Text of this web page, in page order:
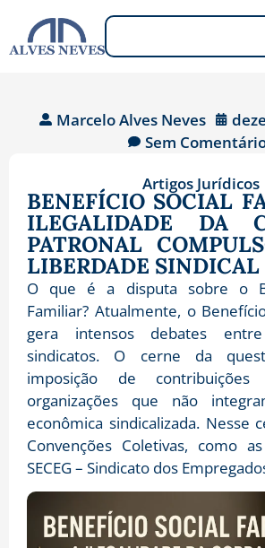
Marcelo Alves Neves
Sem
Artigos Jurídicos
BENEFÍCIO SOCIAL
ILEGALIDADE DA
PATRONAL
LIBERDADE SINDICAL
O que é a disputa sobre o
Familiar? Atualmente, o
gera intensos debates
sindicatos. O cerne da
imposição de
organizações que não
econômica sindicalizada. Nesse
Convenções Coletivas, como
SECEG – Sindicato dos